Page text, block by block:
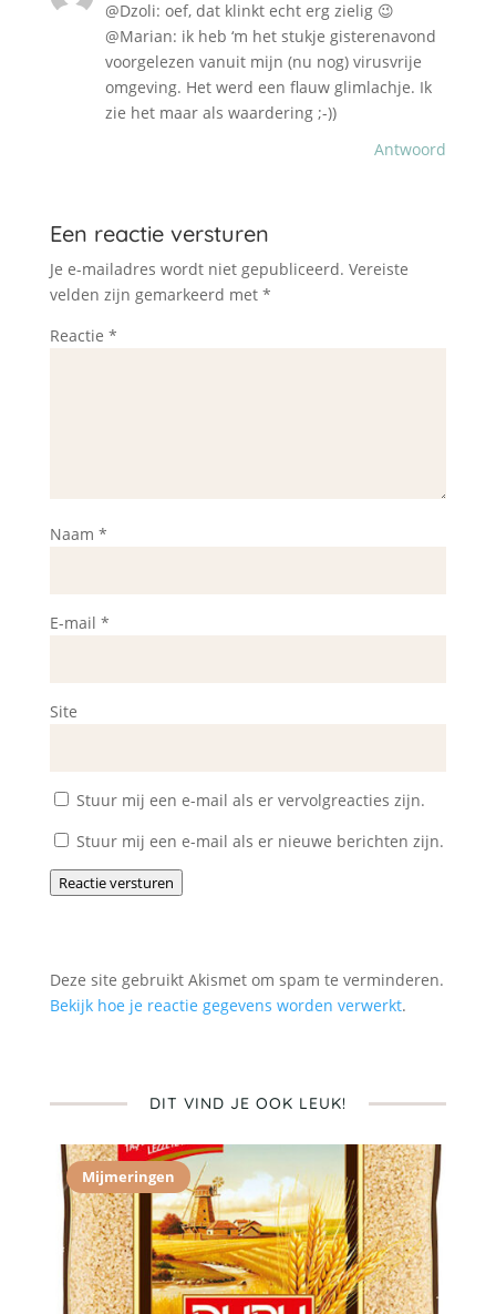
@Dzoli: oef, dat klinkt echt erg zielig 😉
@Marian: ik heb ‘m het stukje gisterenavond
voorgelezen vanuit mijn (nu nog) virusvrije
omgeving. Het werd een flauw glimlachje. Ik
zie het maar als waardering ;-))
Antwoord
Een reactie versturen
Je e-mailadres wordt niet gepubliceerd. Vereiste
velden zijn gemarkeerd met *
Reactie *
Naam *
E-mail *
Site
Stuur mij een e-mail als er vervolgreacties zijn.
Stuur mij een e-mail als er nieuwe berichten zijn.
Reactie versturen
Deze site gebruikt Akismet om spam te verminderen.
Bekijk hoe je reactie gegevens worden verwerkt.
DIT VIND JE OOK LEUK!
Mijmeringen